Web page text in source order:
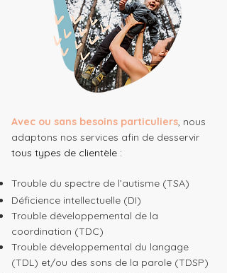
Trouble du spectre de l’autisme (TSA)
Déficience intellectuelle (DI)
Trouble développemental de la
coordination (TDC)
Trouble développemental du langage
(TDL) et/ou des sons de la parole (TDSP)
Avec ou sans besoins particuliers, nous
adaptons nos services afin de desservir
tous types de clientèle :